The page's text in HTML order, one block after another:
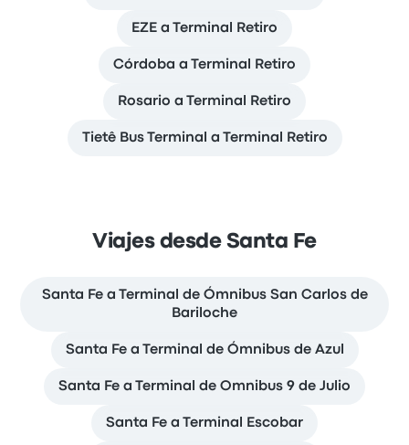
EZE a Terminal Retiro
Córdoba a Terminal Retiro
Rosario a Terminal Retiro
Tietê Bus Terminal a Terminal Retiro
Viajes desde Santa Fe
Santa Fe a Terminal de Ómnibus San Carlos de
Bariloche
Santa Fe a Terminal de Ómnibus de Azul
Santa Fe a Terminal de Omnibus 9 de Julio
Santa Fe a Terminal Escobar